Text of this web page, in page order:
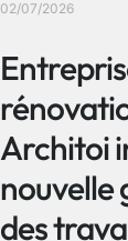
02/07/2026
Architoi
nouvelle
des